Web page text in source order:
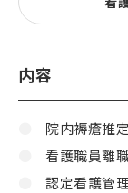
内容
院内褥瘡推
看護職員離
認定看護管